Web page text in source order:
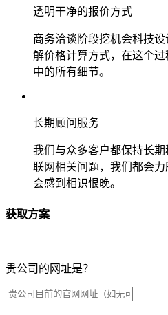
透明干净的报价方式
商务洽谈阶段挖机会科技
解价格计算方式，在这个
中的所有细节。
长期顾问服务
我们与众多客户都保持长
联网相关问题，我们都会
会感到相识恨晚。
获取方案
贵公司的网址是？